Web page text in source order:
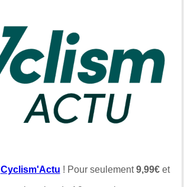
Cyclism'Actu ! Pour seulement9,99€et